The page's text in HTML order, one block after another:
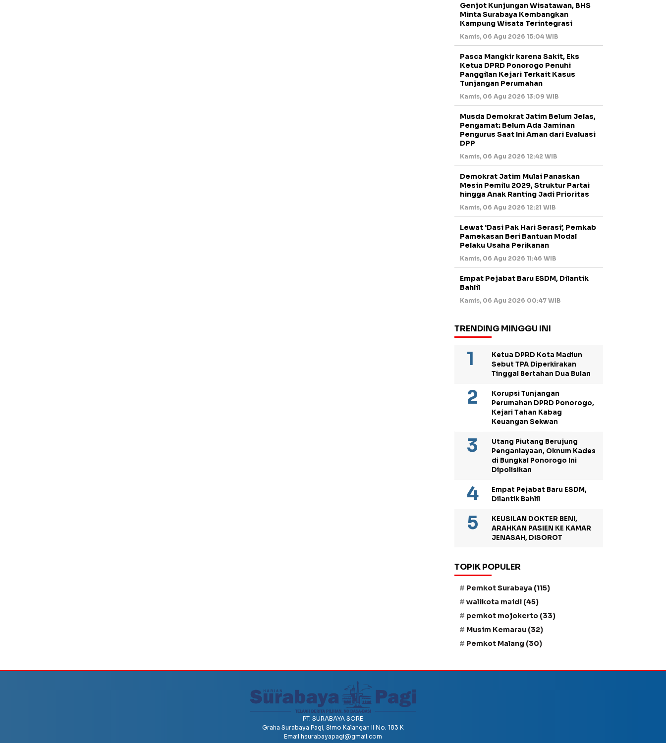
Genjot Kunjungan Wisatawan, BHS
Minta Surabaya Kembangkan
Kampung Wisata Terintegrasi
Kamis, 06 Agu 2026 15:04 WIB
Pasca Mangkir karena Sakit, Eks
Ketua DPRD Ponorogo Penuhi
Panggilan Kejari Terkait Kasus
Tunjangan Perumahan
Kamis, 06 Agu 2026 13:09 WIB
Musda Demokrat Jatim Belum Jelas,
Pengamat: Belum Ada Jaminan
Pengurus Saat Ini Aman dari Evaluasi
DPP
Kamis, 06 Agu 2026 12:42 WIB
Demokrat Jatim Mulai Panaskan
Mesin Pemilu 2029, Struktur Partai
hingga Anak Ranting Jadi Prioritas
Kamis, 06 Agu 2026 12:21 WIB
Lewat ‘Dasi Pak Hari Serasi’, Pemkab
Pamekasan Beri Bantuan Modal
Pelaku Usaha Perikanan
Kamis, 06 Agu 2026 11:46 WIB
Empat Pejabat Baru ESDM, Dilantik
Bahlil
Kamis, 06 Agu 2026 00:47 WIB
TRENDING MINGGU INI
Ketua DPRD Kota Madiun
Sebut TPA Diperkirakan
Tinggal Bertahan Dua Bulan
Korupsi Tunjangan
Perumahan DPRD Ponorogo,
Kejari Tahan Kabag
Keuangan Sekwan
Utang Piutang Berujung
Penganiayaan, Oknum Kades
di Bungkal Ponorogo Ini
Dipolisikan
Empat Pejabat Baru ESDM,
Dilantik Bahlil
KEUSILAN DOKTER BENI,
ARAHKAN PASIEN KE KAMAR
JENASAH, DISOROT
TOPIK POPULER
Pemkot Surabaya (115)
walikota maidi (45)
pemkot mojokerto (33)
Musim Kemarau (32)
Pemkot Malang (30)
PT. SURABAYA SORE
Graha Surabaya Pagi, Simo Kalangan II No. 183 K
Email hsurabayapagi@gmail.com